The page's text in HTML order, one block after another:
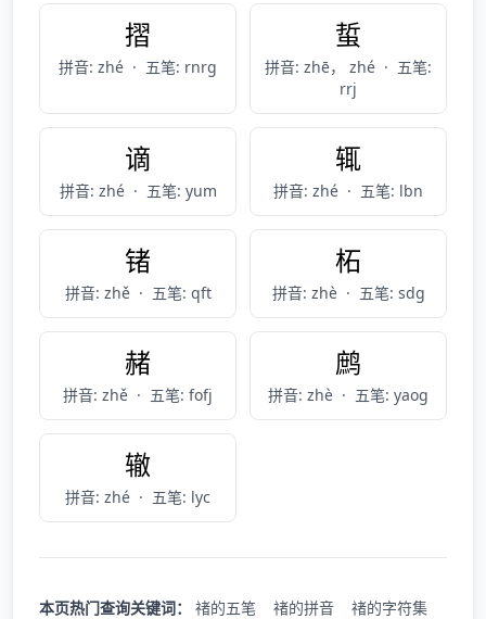
摺
拼音: zhé · 五笔: rnrg
蜇
拼音: zhē， zhé · 五笔:
rrj
谪
拼音: zhé · 五笔: yum
辄
拼音: zhé · 五笔: lbn
锗
拼音: zhě · 五笔: qft
柘
拼音: zhè · 五笔: sdg
赭
拼音: zhě · 五笔: fofj
鹧
拼音: zhè · 五笔: yaog
辙
拼音: zhé · 五笔: lyc
本页热门查询关键词： 禇的五笔 禇的拼音
禇的字符集